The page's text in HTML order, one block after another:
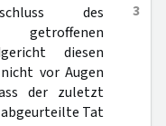
3
des
getroffenen
diesen
vor Augen
der zuletzt
Tat